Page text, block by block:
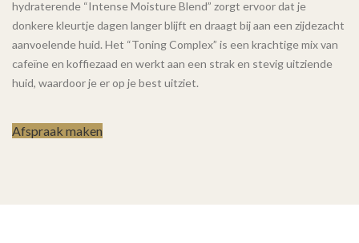
hydraterende “Intense Moisture Blend” zorgt ervoor dat je
donkere kleurtje dagen langer blijft en draagt bij aan een zijdezacht
aanvoelende huid. Het “Toning Complex” is een krachtige mix van
cafeïne en koffiezaad en werkt aan een strak en stevig uitziende
huid, waardoor je er op je best uitziet.
Afspraak maken